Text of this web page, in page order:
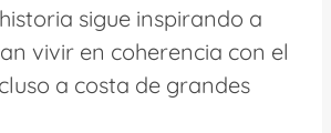
sigue inspirando a
vivir en coherencia con el
a costa de grandes